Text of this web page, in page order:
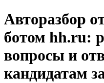
Авторазбор
ботом hh.ru:
вопросы и
кандидатам